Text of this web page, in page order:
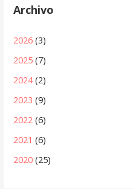
Archivo
2026 (3)
2025 (7)
2024(2)
2023 (9)
2022 (6)
2021 (6)
2020 (25)